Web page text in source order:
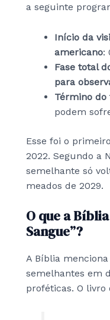
a seguinte
Início da
americano:
Fase total
para
Término do
podem
Esse foi o
2022. Segundo a
semelhante só
meados de 2029.
O que a
Sangue”?
A Bíblia
semelhantes em
proféticas. O livro